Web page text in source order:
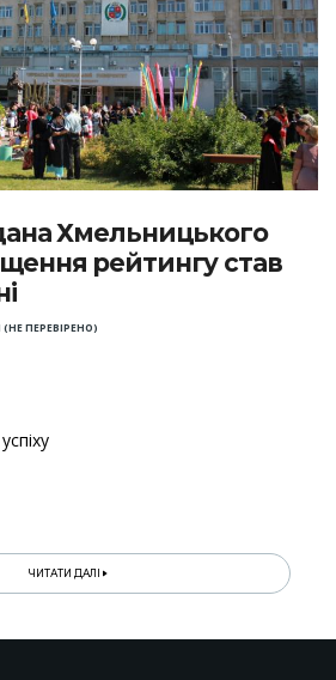
Хмельницького
рейтингу став
ПЕРЕВІРЕНО)
ЧИТАТИ ДАЛІ